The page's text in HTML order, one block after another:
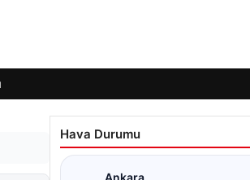
Hava Durumu
Ankara